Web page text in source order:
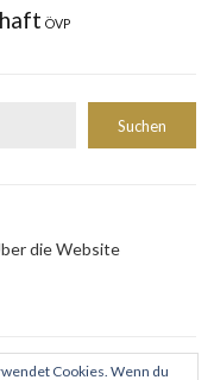
ÖVP
Suchen
die Website
Cookies. Wenn du